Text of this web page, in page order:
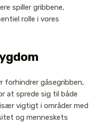
spiller gribbene,
rolle i vores
forhindrer gåsegribben,
at sprede sig til både
vigtigt i områder med
og menneskets